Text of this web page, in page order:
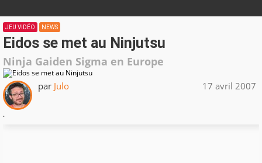
JEU VIDÉO NEWS
Eidos se met au Ninjutsu
Ninja Gaiden Sigma en Europe
par Julo 17 avril 2007
.